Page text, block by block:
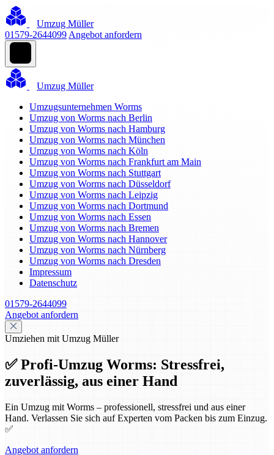
Umzug Müller
01579-2644099 Angebot anfordern
Umzug Müller
Umzugsunternehmen Worms
Umzug von Worms nach Berlin
Umzug von Worms nach Hamburg
Umzug von Worms nach München
Umzug von Worms nach Köln
Umzug von Worms nach Frankfurt am Main
Umzug von Worms nach Stuttgart
Umzug von Worms nach Düsseldorf
Umzug von Worms nach Leipzig
Umzug von Worms nach Dortmund
Umzug von Worms nach Essen
Umzug von Worms nach Bremen
Umzug von Worms nach Hannover
Umzug von Worms nach Nürnberg
Umzug von Worms nach Dresden
Impressum
Datenschutz
01579-2644099
Angebot anfordern
Umziehen mit Umzug Müller
✅ Profi-Umzug Worms: Stressfrei,
zuverlässig, aus einer Hand
Ein Umzug mit Worms – professionell, stressfrei und aus einer
Hand. Verlassen Sie sich auf Experten vom Packen bis zum Einzug.
✅
Angebot anfordern